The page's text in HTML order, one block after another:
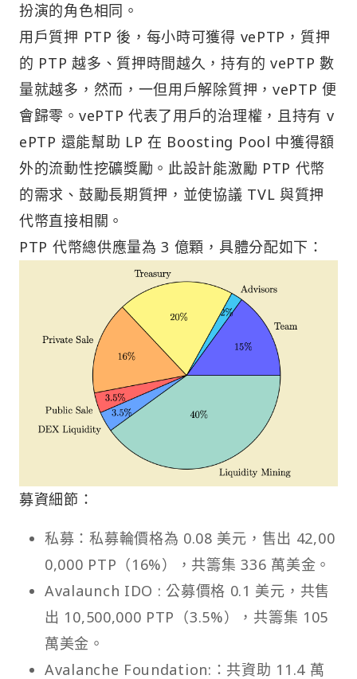
扮演的角色相同。
用戶質押 PTP 後，每小時可獲得 vePTP，質押
的 PTP 越多、質押時間越久，持有的 vePTP 數
量就越多，然而，一但用戶解除質押，vePTP 便
會歸零。vePTP 代表了用戶的治理權，且持有 v
ePTP 還能幫助 LP 在 Boosting Pool 中獲得額
外的流動性挖礦獎勵。此設計能激勵 PTP 代幣
的需求、鼓勵長期質押，並使協議 TVL 與質押
代幣直接相關。
PTP 代幣總供應量為 3 億顆，具體分配如下：
募資細節：
私募：私募輪價格為 0.08 美元，售出 42,00
0,000 PTP（16%），共籌集 336 萬美金。
Avalaunch IDO : 公募價格 0.1 美元，共售
出 10,500,000 PTP（3.5%），共籌集 105
萬美金。
Avalanche Foundation:：共資助 11.4 萬